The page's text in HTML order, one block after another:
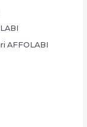
AFFOLABI